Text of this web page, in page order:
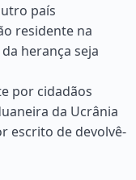
país
residente na
herança seja
por cidadãos
da Ucrânia
escrito de devolvê-